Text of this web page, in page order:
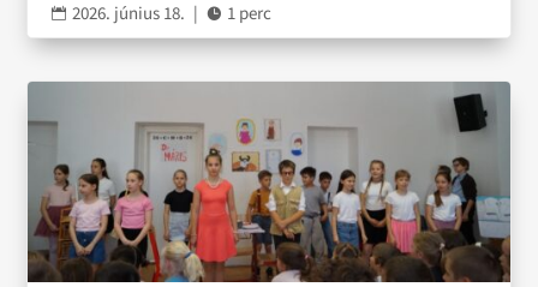
 2026. június 18. |  1 perc